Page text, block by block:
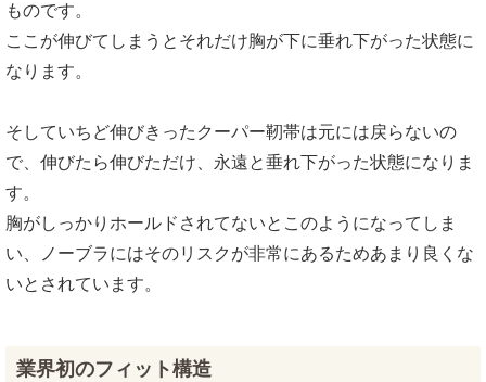
ものです。
ここが伸びてしまうとそれだけ胸が下に垂れ下がった状態に
なります。
そしていちど伸びきったクーパー靭帯は元には戻らないの
で、伸びたら伸びただけ、永遠と垂れ下がった状態になりま
す。
胸がしっかりホールドされてないとこのようになってしま
い、ノーブラにはそのリスクが非常にあるためあまり良くな
いとされています。
業界初のフィット構造